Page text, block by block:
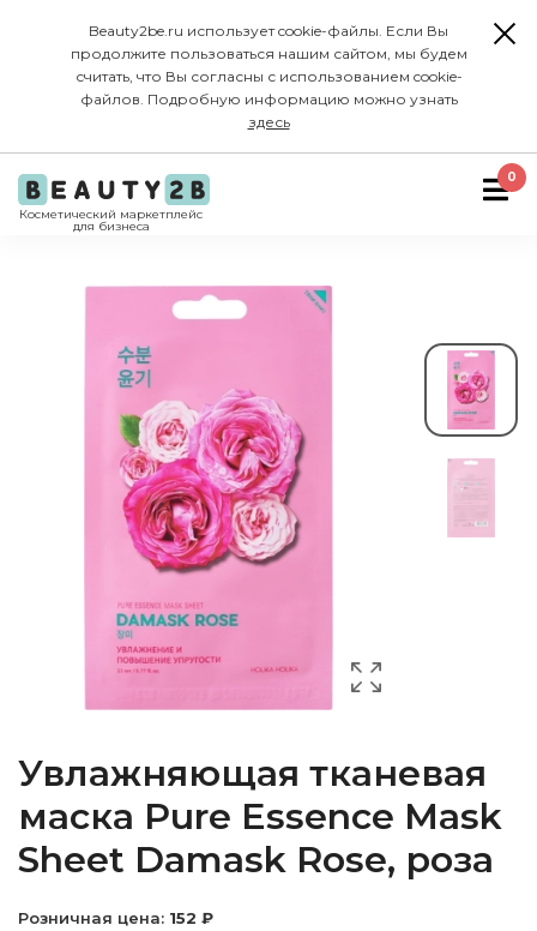
Beauty2be.ru использует cookie-файлы. Если Вы
продолжите пользоваться нашим сайтом, мы будем
считать, что Вы согласны с использованием cookie-
файлов. Подробную информацию можно узнать
здесь
Косметический маркетплейс
для бизнеса
0
Увлажняющая тканевая
маска Pure Essence Mask
Sheet Damask Rose, роза
Розничная цена: 152 ₽